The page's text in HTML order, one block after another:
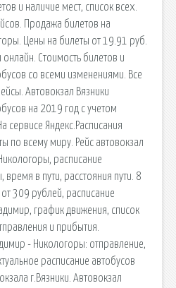
и наличие мест, список всех.
Продажа билетов на
Цены на билеты от 19.91 руб.
Стоимость билетов и
со всеми изменениями. Все
Автовокзал Вязники
на 2019 год с учетом
сервисе Яндекс.Расписания
по всему миру. Рейс автовокзал
расписание
в пути, расстояния пути. 8
309 рублей, расписание
график движения, список
и прибытия.
- Никологоры: отправление,
расписание автобусов
г.Вязники. Автовокзал